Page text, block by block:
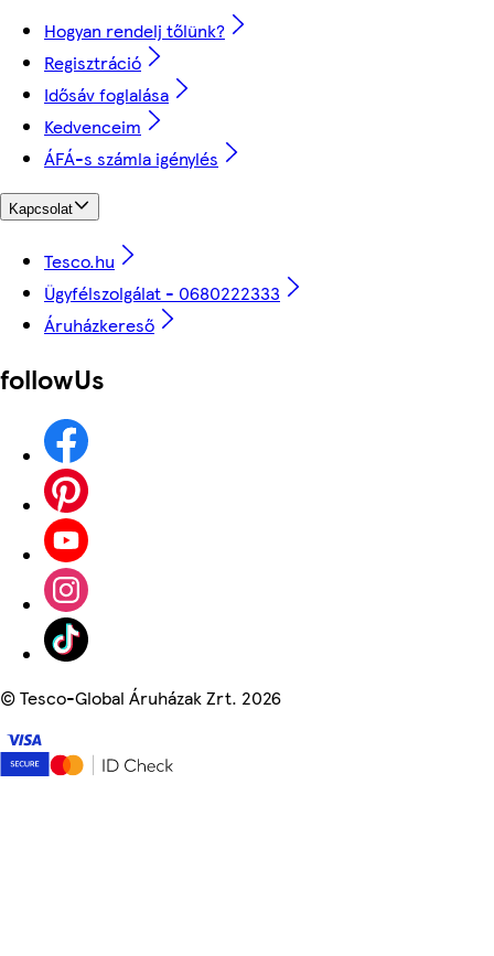
Hogyan rendelj tőlünk?
Regisztráció
Idősáv foglalása
Kedvenceim
ÁFÁ-s számla igénylés
Kapcsolat
Tesco.hu
Ügyfélszolgálat - 0680222333
Áruházkereső
followUs
©Tesco-Global Áruházak Zrt. 2026